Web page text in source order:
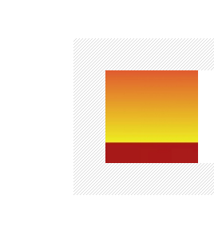
ゲ
ー
シ
ョ
ン